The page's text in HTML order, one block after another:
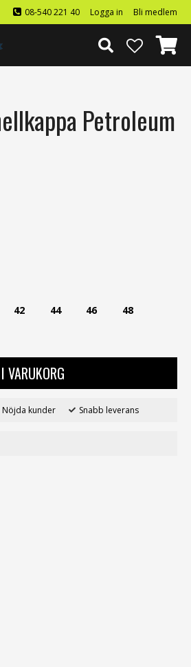
08-540 221 40 Logga in Bli medlem
Petroleum
42 44 46
48
VARUKORG
Nöjda kunder Snabb leverans